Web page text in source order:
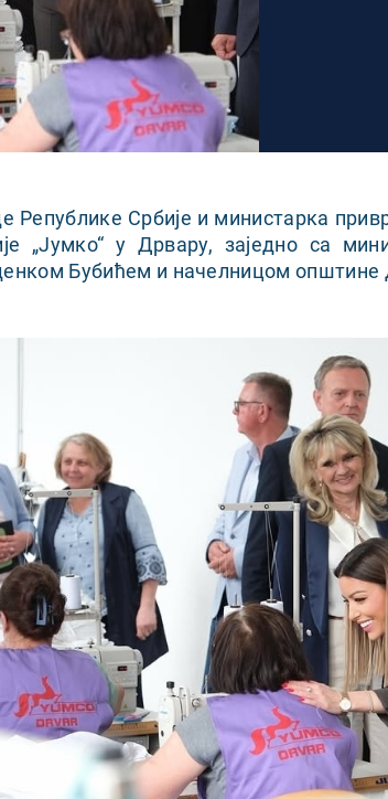
Републике Србије и министарка
„Јумко“ у Дрвару, заједно са
Бубићем и начелницом